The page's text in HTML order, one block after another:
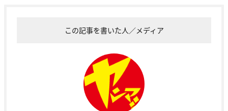
この記事を書いた人／メディア